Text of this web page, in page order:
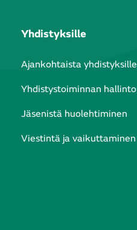
Yhdistyksille
Ajankohtaista yhdistyksille
Yhdistystoiminnan hallinto
Jäsenistä huolehtiminen
Viestintä ja vaikuttaminen